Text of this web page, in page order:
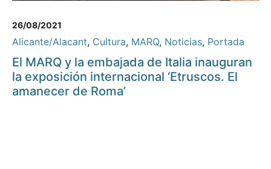
26/08/2021
Alicante/Alacant, Cultura, MARQ, Noticias, Portada
El MARQ y la embajada de Italia inauguran
la exposición internacional ‘Etruscos. El
amanecer de Roma’